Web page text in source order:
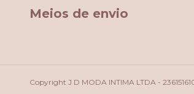
Meios de envio
Copyright J D MODA INTIMA LTDA -